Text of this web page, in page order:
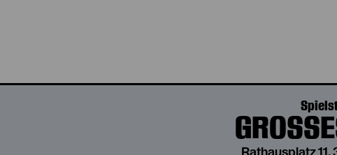
Rathausplatz